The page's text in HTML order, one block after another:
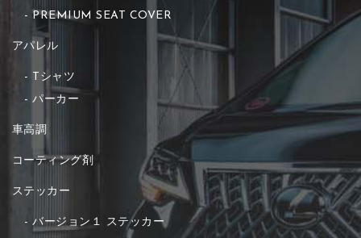
PREMIUM SEAT COVER
アパレル
Tシャツ
パーカー
車高調
コーティング剤
ステッカー
バージョン１ ステッカー